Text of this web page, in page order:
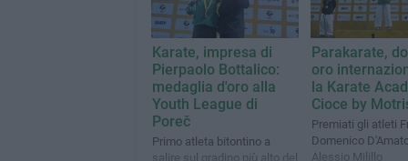
Karate, impresa di
Pierpaolo Bottalico:
medaglia d'oro alla
Youth League di
Poreč
Primo atleta bitontino a
salire sul gradino più alto del
Parakarate,
oro
la Karate
Cioce by
Premiati gli atleti
Domenico
Alessio Milillo